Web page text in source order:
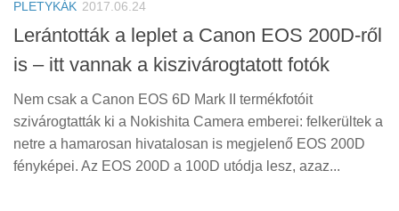
PLETYKÁK 2017.06.24
Lerántották a leplet a Canon EOS 200D-ről
is – itt vannak a kiszivárogtatott fotók
Nem csak a Canon EOS 6D Mark II termékfotóit
szivárogtatták ki a Nokishita Camera emberei: felkerültek a
netre a hamarosan hivatalosan is megjelenő EOS 200D
fényképei. Az EOS 200D a 100D utódja lesz, azaz...